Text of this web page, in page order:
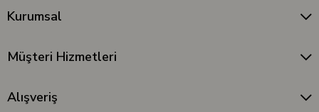
Kurumsal
Müşteri Hizmetleri
Alışveriş